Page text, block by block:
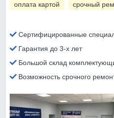
оплата картой срочный
Сертифицированные
Гарантия до 3-х лет
Большой склад
Возможность срочного